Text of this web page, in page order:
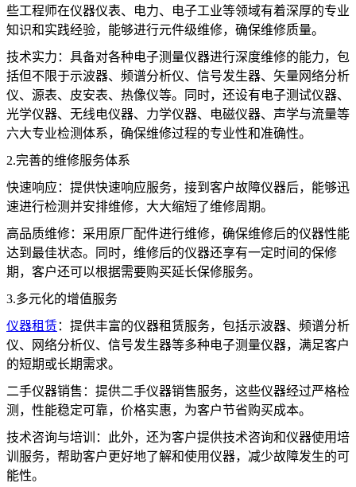
些工程师在仪器仪表、电力、电子工业等领域有着深厚的专业
知识和实践经验，能够进行元件级维修，确保维修质量。
技术实力：具备对各种电子测量仪器进行深度维修的能力，包
括但不限于示波器、频谱分析仪、信号发生器、矢量网络分析
仪、源表、皮安表、热像仪等。同时，还设有电子测试仪器、
光学仪器、无线电仪器、力学仪器、电磁仪器、声学与流量等
六大专业检测体系，确保维修过程的专业性和准确性。
2.完善的维修服务体系
快速响应：提供快速响应服务，接到客户故障仪器后，能够迅
速进行检测并安排维修，大大缩短了维修周期。
高品质维修：采用原厂配件进行维修，确保维修后的仪器性能
达到最佳状态。同时，维修后的仪器还享有一定时间的保修
期，客户还可以根据需要购买延长保修服务。
3.多元化的增值服务
仪器租赁：提供丰富的仪器租赁服务，包括示波器、频谱分析
仪、网络分析仪、信号发生器等多种电子测量仪器，满足客户
的短期或长期需求。
二手仪器销售：提供二手仪器销售服务，这些仪器经过严格检
测，性能稳定可靠，价格实惠，为客户节省购买成本。
技术咨询与培训：此外，还为客户提供技术咨询和仪器使用培
训服务，帮助客户更好地了解和使用仪器，减少故障发生的可
能性。